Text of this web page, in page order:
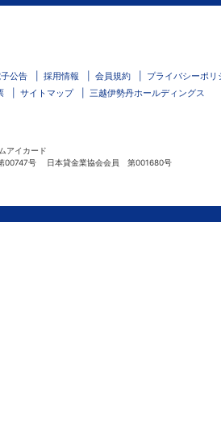
公告 採用情報 会員規約
プライバシーポリ
サイトマップ 三越伊勢丹ホールディングス
アイカード
00747号 日本貸金業協会会員 第001680号